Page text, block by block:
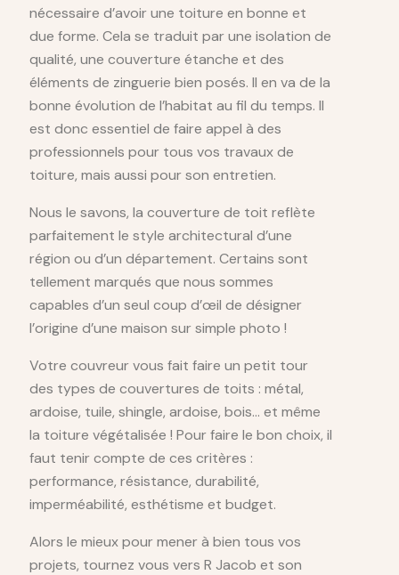
nécessaire d’avoir une toiture en bonne et
due forme. Cela se traduit par une isolation de
qualité, une couverture étanche et des
éléments de zinguerie bien posés. Il en va de la
bonne évolution de l’habitat au fil du temps. Il
est donc essentiel de faire appel à des
professionnels pour tous vos travaux de
toiture, mais aussi pour son entretien.
Nous le savons, la couverture de toit reflète
parfaitement le style architectural d’une
région ou d’un département. Certains sont
tellement marqués que nous sommes
capables d’un seul coup d’œil de désigner
l’origine d’une maison sur simple photo !
Votre couvreur vous fait faire un petit tour
des types de couvertures de toits : métal,
ardoise, tuile, shingle, ardoise, bois… et même
la toiture végétalisée ! Pour faire le bon choix, il
faut tenir compte de ces critères :
performance, résistance, durabilité,
imperméabilité, esthétisme et budget.
Alors le mieux pour mener à bien tous vos
projets, tournez vous vers R Jacob et son